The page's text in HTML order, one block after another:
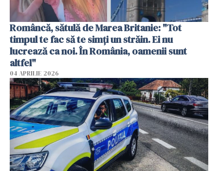
Româncă, sătulă de Marea Britanie: "Tot
timpul te fac să te simți un străin. Ei nu
lucrează ca noi. În România, oamenii sunt
altfel"
04 APRILIE 2026